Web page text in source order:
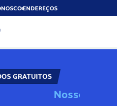
ENDEREÇOS
GRATUITOS
Nos